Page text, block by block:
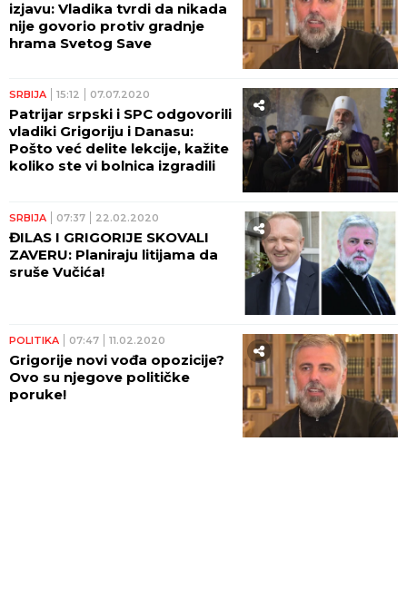
izjavu: Vladika tvrdi da nikada
nije govorio protiv gradnje
hrama Svetog Save
SRBIJA 15:12 07.07.2020
Patrijar srpski i SPC odgovorili
vladiki Grigoriju i Danasu:
Pošto već delite lekcije, kažite
koliko ste vi bolnica izgradili
SRBIJA 07:37 22.02.2020
ĐILAS I GRIGORIJE SKOVALI
ZAVERU: Planiraju litijama da
sruše Vučića!
POLITIKA 07:47 11.02.2020
Grigorije novi vođa opozicije?
Ovo su njegove političke
poruke!